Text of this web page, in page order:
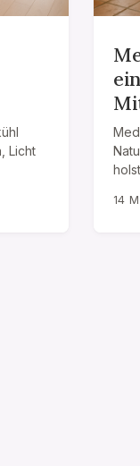
Licht
14